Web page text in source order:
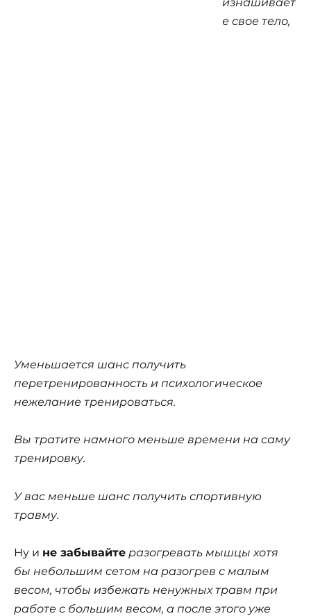
е свое тело,
Уменьшается шанс получить
перетренированность и психологическое
нежелание тренироваться.
Вы тратите намного меньше времени на саму
тренировку.
У вас меньше шанс получить спортивную
травму.
Ну и не забывайте разогревать мышцы хотя
бы небольшим сетом на разогрев с малым
весом, чтобы избежать ненужных травм при
работе с большим весом, а после этого уже